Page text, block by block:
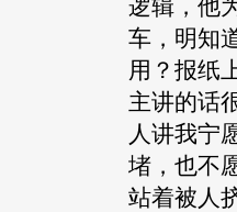
逻辑，他
车，明知
用？报纸
主讲的话
人讲我宁
堵，也不
站着被人